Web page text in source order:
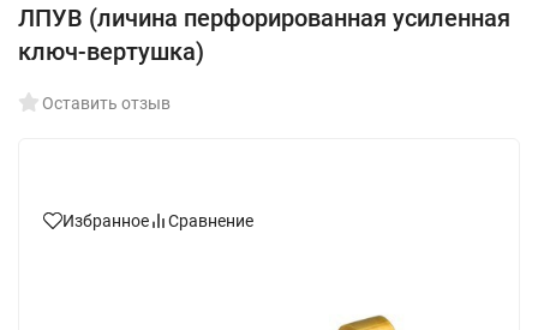
ЛПУВ (личина перфорированная усиленная
ключ-вертушка)
Оставить отзыв
Избранное Сравнение